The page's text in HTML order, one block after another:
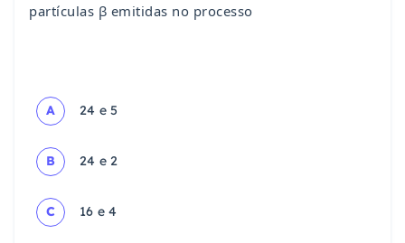
partículas β emitidas no processo
A 24 e 5
B 24 e 2
C 16 e 4